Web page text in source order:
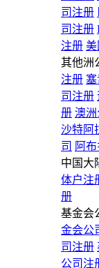
司注册
司注册
注册 美
其他洲
注册
司注册
册 澳
沙特阿
司 阿
中国大
体户注
册
基金会
金会公
司注册
公司注